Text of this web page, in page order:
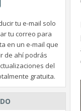
tu e-mail solo
tu correo para
en un e-mail que
de ahí podrás
del
gratuita.